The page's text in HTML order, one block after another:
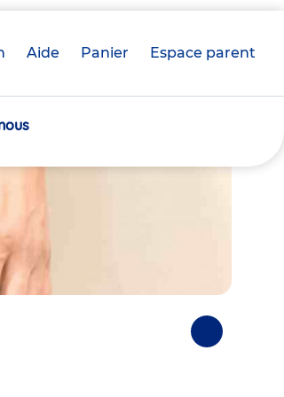
Aide Panier crèche(s)
Espace parent
Photos
suivantes